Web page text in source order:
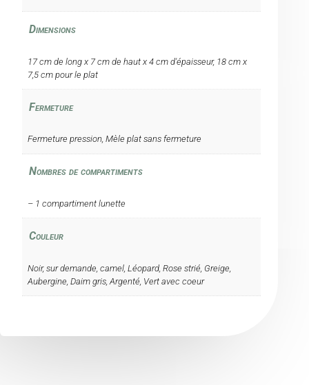
Dimensions
17 cm de long x 7 cm de haut x 4 cm d'épaisseur, 18 cm x
7,5 cm pour le plat
Fermeture
Fermeture pression, Mèle plat sans fermeture
Nombres de compartiments
– 1 compartiment lunette
Couleur
Noir, sur demande, camel, Léopard, Rose strié, Greige,
Aubergine, Daim gris, Argenté, Vert avec coeur